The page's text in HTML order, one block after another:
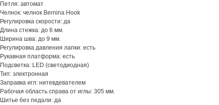
Петля: автомат
Челнок: челнок Bernina Hook
Регулировка скорости: да
Длина стежка: до 6 мм.
Ширина шва: до 9 мм.
Регулировка давления лапки: есть
Рукавная платформа: есть
Подсветка: LED (светодиодная)
Тип: электронная
Заправка игл: нитевдевателем
Рабочая область справа от иглы: 305 мм.
Шитье без педали: да